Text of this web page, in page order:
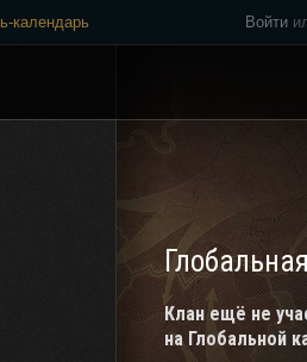
Войти
календарь
Клан ещё не
на Глобальной